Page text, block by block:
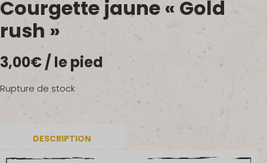
FRUITS BIO AU BUREAU
NOS PRODUCTEURS
NOS MARCHÉS
Courgette jaune « Gold
rush »
3,00€/ le pied
Rupture de stock
DESCRIPTION